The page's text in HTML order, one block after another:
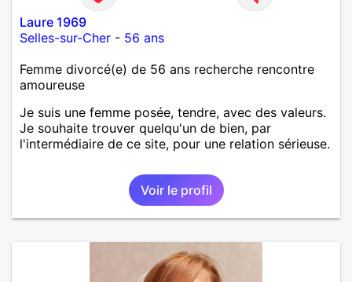
Laure 1969
Selles-sur-Cher - 56 ans
Femme divorcé(e) de 56 ans recherche rencontre
amoureuse
Je suis une femme posée, tendre, avec des valeurs.
Je souhaite trouver quelqu'un de bien, par
l'intermédiaire de ce site, pour une relation sérieuse.
Voir le profil